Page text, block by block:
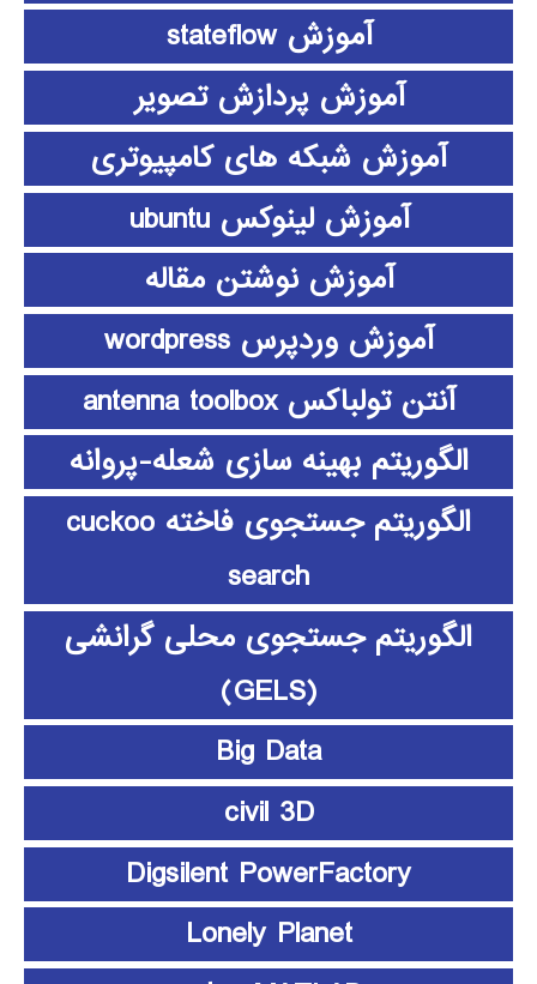
آموزش stateflow
آموزش پردازش تصویر
آموزش شبکه های کامپیوتری
آموزش لینوکس ubuntu
آموزش نوشتن مقاله
آموزش وردپرس wordpress
آنتن تولباکس antenna toolbox
الگوریتم بهینه سازی شعله-پروانه
الگوریتم جستجوی فاخته cuckoo
search
الگوریتم جستجوی محلی گرانشی
(GELS)
Big Data
civil 3D
Digsilent PowerFactory
Lonely Planet